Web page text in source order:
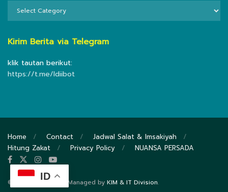
Kirim Berita via Telegram
klik tautan berikut:
https://t.me/ldiibot
Home Contact
Jadwal Salat & Imsakiyah
Hitung Zakat
Privacy Policy NUANSA PERSADA
© 2020 DPP LDII - Managed by KIM & IT Division.
ID